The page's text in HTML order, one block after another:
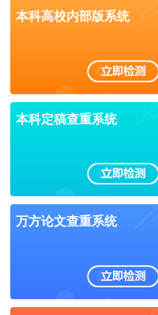
本科高校内部版系统
本科定稿查重系统
万方论文查重系统